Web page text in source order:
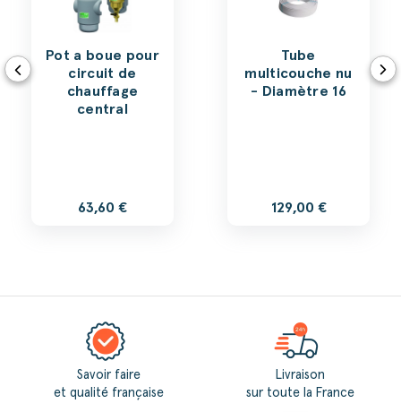
Pot a boue pour
circuit de
chauffage
central
63,60 €
Tube
multicouche nu
- Diamètre 16
129,00 €
Savoir faire
et qualité française
Livraison
sur toute la France